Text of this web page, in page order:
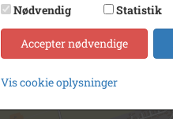
Nødvendig
Statistik
Accepter nødvendige
Vis cookie oplysninger